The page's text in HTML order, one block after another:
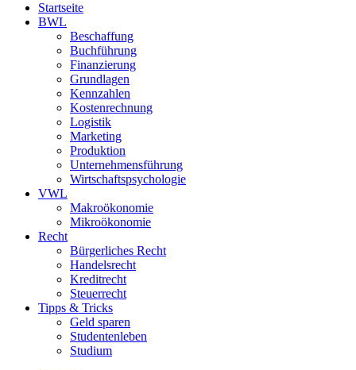
Startseite
BWL
Beschaffung
Buchführung
Finanzierung
Grundlagen
Kennzahlen
Kostenrechnung
Logistik
Marketing
Produktion
Unternehmensführung
Wirtschaftspsychologie
VWL
Makroökonomie
Mikroökonomie
Recht
Bürgerliches Recht
Handelsrecht
Kreditrecht
Steuerrecht
Tipps & Tricks
Geld sparen
Studentenleben
Studium